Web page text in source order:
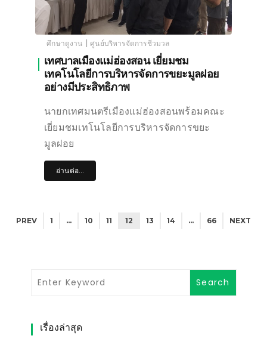
ศึกษาดูงาน | ศูนย์บริหารจัดการชีวมวล
เทศบาลเมืองแม่ฮ่องสอน เยี่ยมชม
เทคโนโลยีการบริหารจัดการขยะมูลฝอย
อย่างมีประสิทธิภาพ
นายกเทศมนตรีเมืองแม่ฮ่องสอนพร้อมคณะ
เยี่ยมชมเทโนโลยีการบริหารจัดการขยะ
มูลฝอย
อ่านต่อ...
PREV 1 … 10 11 12 13 14 … 66 NEXT
เรื่องล่าสุด